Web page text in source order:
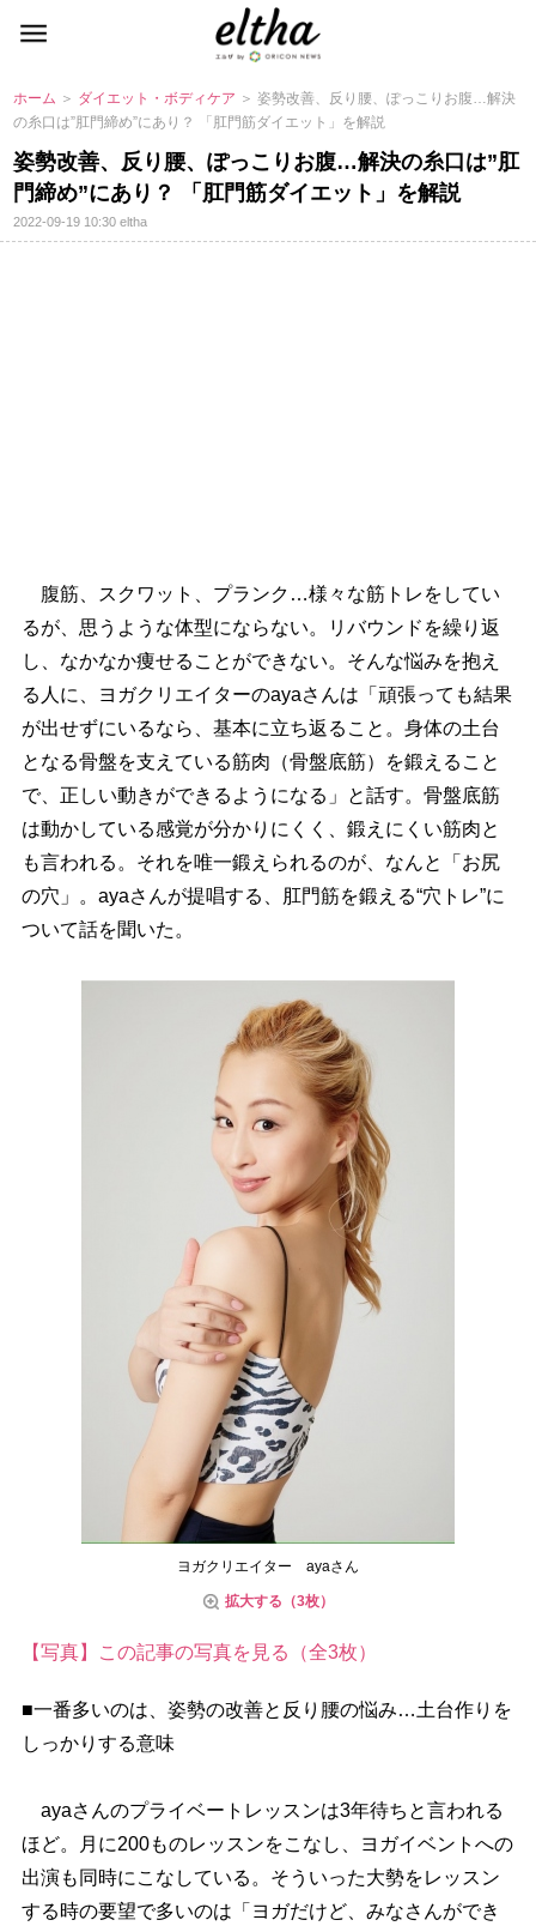
ホーム ＞ ダイエット・ボディケア ＞ 姿勢改善、反り腰、ぽっこりお腹…解決
の糸口は”肛門締め”にあり？ 「肛門筋ダイエット」を解説
姿勢改善、反り腰、ぽっこりお腹…解決の糸口は”肛
門締め”にあり？ 「肛門筋ダイエット」を解説
2022-09-19 10:30eltha
腹筋、スクワット、プランク…様々な筋トレをしてい
るが、思うような体型にならない。リバウンドを繰り返
し、なかなか痩せることができない。そんな悩みを抱え
る人に、ヨガクリエイターのayaさんは「頑張っても結果
が出せずにいるなら、基本に立ち返ること。身体の土台
となる骨盤を支えている筋肉（骨盤底筋）を鍛えること
で、正しい動きができるようになる」と話す。骨盤底筋
は動かしている感覚が分かりにくく、鍛えにくい筋肉と
も言われる。それを唯一鍛えられるのが、なんと「お尻
の穴」。ayaさんが提唱する、肛門筋を鍛える“穴トレ”に
ついて話を聞いた。
ヨガクリエイター ayaさん
拡大する（3枚）
【写真】この記事の写真を見る（全3枚）
■一番多いのは、姿勢の改善と反り腰の悩み…土台作りを
しっかりする意味
ayaさんのプライベートレッスンは3年待ちと言われる
ほど。月に200ものレッスンをこなし、ヨガイベントへの
出演も同時にこなしている。そういった大勢をレッスン
する時の要望で多いのは「ヨガだけど、みなさんができ